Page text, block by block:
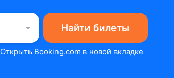
Найти билеты
Открыть Booking.com в новой вкладке